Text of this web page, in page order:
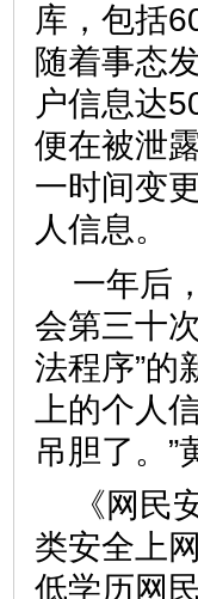
库，包括
随着事态
户信息达
便在被泄
一时间变
人信息。
一年后
会第三十
法程序”的
上的个人
吊胆了。”
《网民
类安全上
低学历网